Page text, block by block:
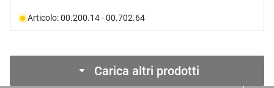
Articolo: 00.200.14 - 00.702.64
Carica altri prodotti